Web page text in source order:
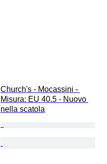
Church's - Mocassini -
Misura: EU 40.5 - Nuovo
nella scatola